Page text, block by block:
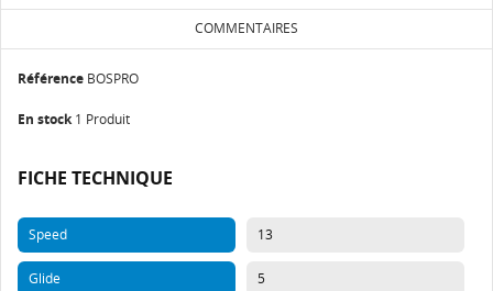
COMMENTAIRES
Référence BOSPRO
En stock 1 Produit
FICHE TECHNIQUE
Speed 13
Glide 5